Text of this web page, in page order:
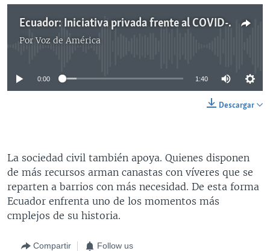
Ecuador: Iniciativa privada frente al COVID-19
PorVoz de América
No media source currently available
0:00 1:40
Descargar
La sociedad civil también apoya. Quienes disponen
de más recursos arman canastas con víveres que se
reparten a barrios con más necesidad. De esta forma
Ecuador enfrenta uno de los momentos más
cmplejos de su historia.
Compartir Follow us